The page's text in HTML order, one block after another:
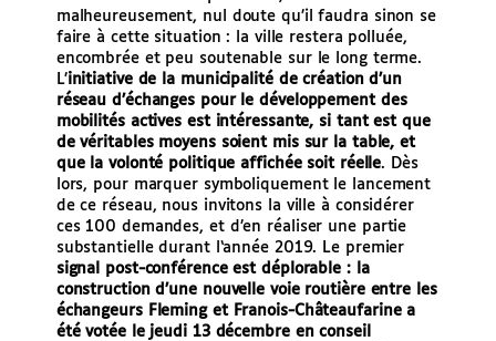
malheureusement, nul doute qu’il faudra sinon se
faire à cette situation : la ville restera polluée,
encombrée et peu soutenable sur le long terme.
L’initiative de la municipalité de création d’un
réseau d’échanges pour le développement des
mobilités actives est intéressante, si tant est que
de véritables moyens soient mis sur la table, et
que la volonté politique affichée soit réelle. Dès
lors, pour marquer symboliquement le lancement
de ce réseau, nous invitons la ville à considérer
ces 100 demandes, et d’en réaliser une partie
substantielle durant l‘année 2019. Le premier
signal post-conférence est déplorable : la
construction d’une nouvelle voie routière entre les
échangeurs Fleming et Franois-Châteaufarine a
été votée le jeudi 13 décembre en conseil